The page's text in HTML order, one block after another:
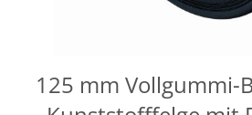
125 mm Vollgummi-